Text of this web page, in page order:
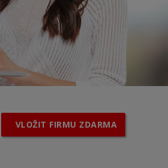
VLOŽIT FIRMU ZDARMA